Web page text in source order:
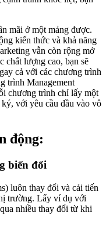
mãi ở một mảng được.
kiến thức và khả năng
vẫn còn rộng mở
chất lượng cao, bạn sẽ
cả với các chương trình
trình Management
chương trình chỉ lấy một
với yêu cầu đầu vào vô
động:
biến đổi
luôn thay đổi và cải tiến
trường. Lấy ví dụ với
nhiều thay đổi từ khi